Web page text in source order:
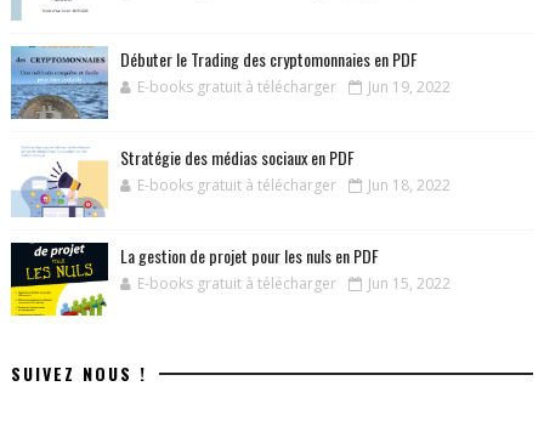
Débuter le Trading des cryptomonnaies en PDF
E-books gratuit à télécharger Jun 19, 2022
Stratégie des médias sociaux en PDF
E-books gratuit à télécharger Jun 18, 2022
La gestion de projet pour les nuls en PDF
E-books gratuit à télécharger Jun 15, 2022
SUIVEZ NOUS !